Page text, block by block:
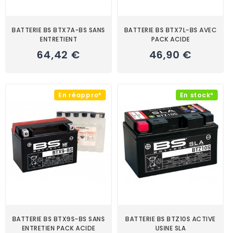
BATTERIE BS BTX7A-BS SANS
ENTRETIENT
64,42 €
BATTERIE BS BTX7L-BS AVEC
PACK ACIDE
46,90 €
En réappro*
BATTERIE BS BTX9S-BS SANS
ENTRETIEN PACK ACIDE
En stock*
BATTERIE BS BTZ10S ACTIVE
USINE SLA